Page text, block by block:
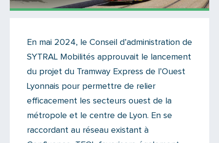
Il n'y a aucun commentaire...
Ajoutez le vôtre
En mai 2024, le Conseil d’administration de
SYTRAL Mobilités approuvait le lancement
du projet du Tramway Express de l’Ouest
Lyonnais pour permettre de relier
efficacement les secteurs ouest de la
métropole et le centre de Lyon. En se
raccordant au réseau existant à